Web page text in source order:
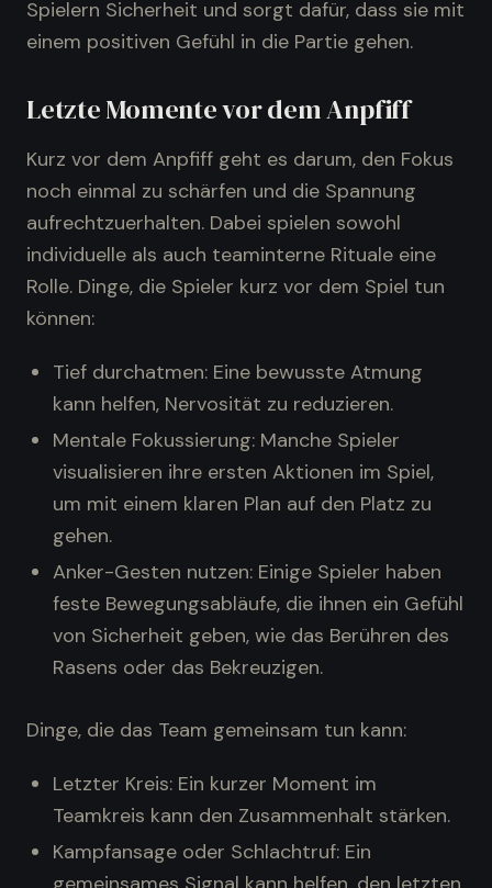
Spielern Sicherheit und sorgt dafür, dass sie mit
einem positiven Gefühl in die Partie gehen.
Letzte Momente vor dem Anpfiff
Kurz vor dem Anpfiff geht es darum, den Fokus
noch einmal zu schärfen und die Spannung
aufrechtzuerhalten. Dabei spielen sowohl
individuelle als auch teaminterne Rituale eine
Rolle. Dinge, die Spieler kurz vor dem Spiel tun
können:
Tief durchatmen: Eine bewusste Atmung
kann helfen, Nervosität zu reduzieren.
Mentale Fokussierung: Manche Spieler
visualisieren ihre ersten Aktionen im Spiel,
um mit einem klaren Plan auf den Platz zu
gehen.
Anker-Gesten nutzen: Einige Spieler haben
feste Bewegungsabläufe, die ihnen ein Gefühl
von Sicherheit geben, wie das Berühren des
Rasens oder das Bekreuzigen.
Dinge, die das Team gemeinsam tun kann:
Letzter Kreis: Ein kurzer Moment im
Teamkreis kann den Zusammenhalt stärken.
Kampfansage oder Schlachtruf: Ein